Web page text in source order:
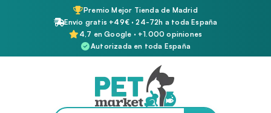
Premio Mejor Tienda de Madrid
Envío gratis +49€ · 24-72h a toda España
4,7 en Google · +1.000 opiniones
Autorizada en toda España